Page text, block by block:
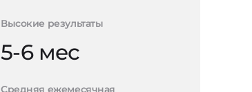
Высокие результаты
5-6 мес
Средняя ежемесячная